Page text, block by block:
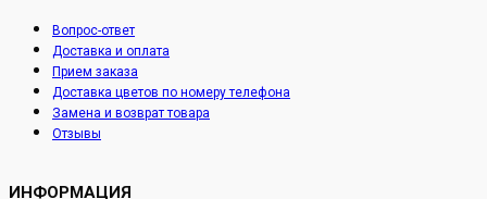
Вопрос-ответ
Доставка и оплата
Прием заказа
Доставка цветов по номеру телефона
Замена и возврат товара
Отзывы
ИНФОРМАЦИЯ